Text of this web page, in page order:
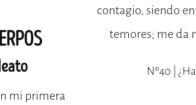
mi primera
contagio, siendo
temores; me da
Nº40 |